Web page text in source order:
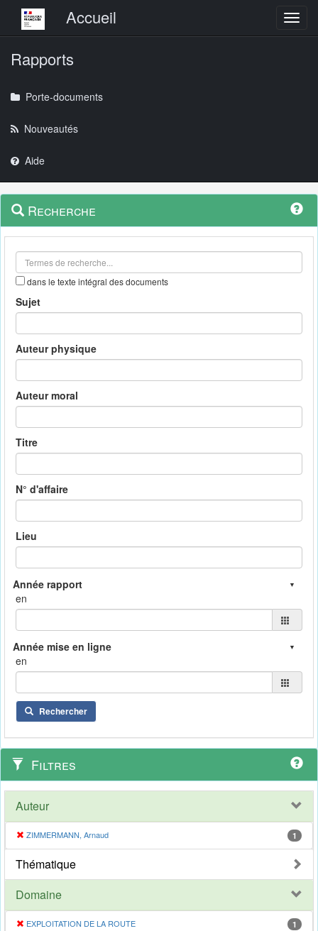
Menu principalAccueil
Rapports
Porte-documents
Nouveautés
Aide
Navigation
outils
Menu
contextuel
Recherche
dans le texte intégral des documents
Sujet
Auteur physique
Auteur moral
Titre
N° d'affaire
Lieu
en
en
Rechercher
Filtres
Auteur
ZIMMERMANN, Arnaud 1
Thématique
Domaine
EXPLOITATION DE LA ROUTE 1